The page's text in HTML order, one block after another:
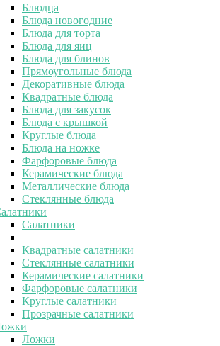
Блюдца
Блюда новогодние
Блюда для торта
Блюда для яиц
Блюда для блинов
Прямоугольные блюда
Декоративные блюда
Квадратные блюда
Блюда для закусок
Блюда с крышкой
Круглые блюда
Блюда на ножке
Фарфоровые блюда
Керамические блюда
Металлические блюда
Стеклянные блюда
Салатники
Квадратные салатники
Стеклянные салатники
Керамические салатники
Фарфоровые салатники
Круглые салатники
Прозрачные салатники
Ложки